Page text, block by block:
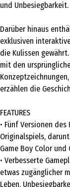
und Unbesiegbarkeit.
Darüber hinaus
exklusiven
die Kulissen
mit den
erzählen die
FEATURES
• Fünf Versionen
Originalspiels,
Game Boy Color und
• Verbesserte
etwas zugänglicher
Leben,